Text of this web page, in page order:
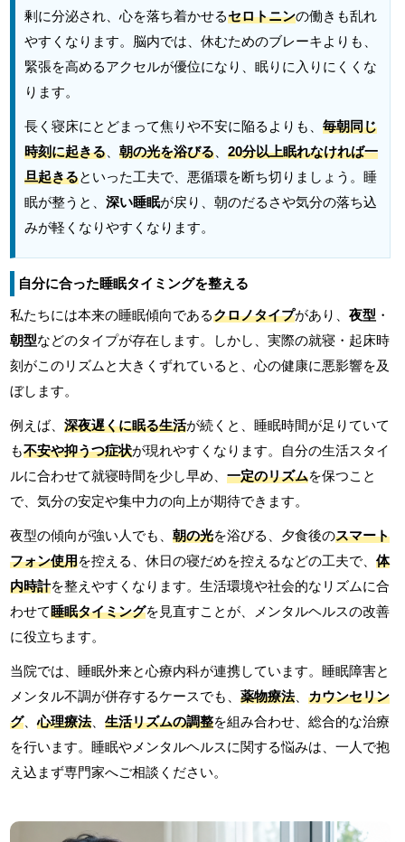
剰に分泌され、心を落ち着かせるセロトニンの働きも乱れ
やすくなります。脳内では、休むためのブレーキよりも、
緊張を高めるアクセルが優位になり、眠りに入りにくくな
ります。
長く寝床にとどまって焦りや不安に陥るよりも、毎朝同じ
時刻に起きる 、朝の光を浴びる 、20分以上眠れなければ一
旦起きるといった工夫で、悪循環を断ち切りましょう。睡
眠が整うと、深い睡眠が戻り、朝のだるさや気分の落ち込
みが軽くなりやすくなります。
自分に合った睡眠タイミングを整える
私たちには本来の睡眠傾向であるクロノタイプがあり、夜型 ・
朝型などのタイプが存在します。しかし、実際の就寝・起床時
刻がこのリズムと大きくずれていると、心の健康に悪影響を及
ぼします。
例えば、深夜遅くに眠る生活が続くと、睡眠時間が足りていて
も不安や抑うつ症状が現れやすくなります。自分の生活スタイ
ルに合わせて就寝時間を少し早め、一定のリズムを保つこと
で、気分の安定や集中力の向上が期待できます。
夜型の傾向が強い人でも、朝の光を浴びる、夕食後のスマート
フォン使用を控える、休日の寝だめを控えるなどの工夫で、体
内時計を整えやすくなります。生活環境や社会的なリズムに合
わせて睡眠タイミングを見直すことが、メンタルヘルスの改善
に役立ちます。
当院では、睡眠外来と心療内科が連携しています。睡眠障害と
メンタル不調が併存するケースでも、薬物療法、カウンセリン
グ、心理療法、生活リズムの調整を組み合わせ、総合的な治療
を行います。睡眠やメンタルヘルスに関する悩みは、一人で抱
え込まず専門家へご相談ください。